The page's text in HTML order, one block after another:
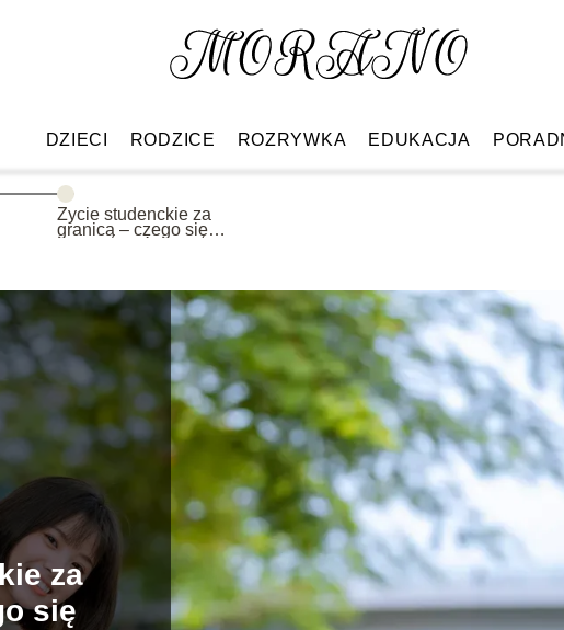
DZIECI RODZICE ROZRYWKA EDUKACJA
Życie studenckie za
granicą – czego się
za
się